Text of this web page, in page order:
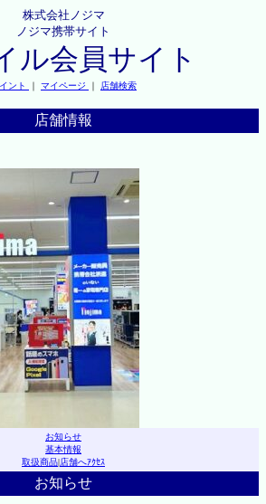
株式会社ノジマ
ノジマ携帯サイト
ル会員サイト
ント ｜ マイページ ｜ 店舗検索
店舗情報
お知らせ
基本情報
取扱商品|店舗へｱｸｾｽ
お知らせ